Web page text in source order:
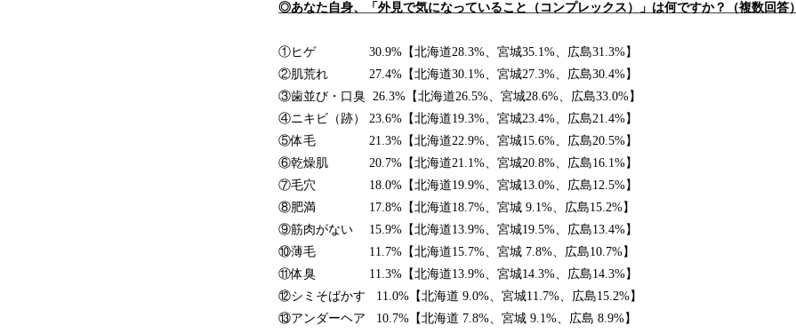
◎あなた自身、「外見で気になっていること（コンプレックス）」は何ですか？（複数回答）
①ヒゲ 30.9%【北海道28.3%、宮城35.1%、広島31.3%】
②肌荒れ 27.4%【北海道30.1%、宮城27.3%、広島30.4%】
③歯並び・口臭 26.3%【北海道26.5%、宮城28.6%、広島33.0%】
④ニキビ（跡） 23.6%【北海道19.3%、宮城23.4%、広島21.4%】
⑤体毛 21.3%【北海道22.9%、宮城15.6%、広島20.5%】
⑥乾燥肌 20.7%【北海道21.1%、宮城20.8%、広島16.1%】
⑦毛穴 18.0%【北海道19.9%、宮城13.0%、広島12.5%】
⑧肥満 17.8%【北海道18.7%、宮城 9.1%、広島15.2%】
⑨筋肉がない 15.9%【北海道13.9%、宮城19.5%、広島13.4%】
⑩薄毛 11.7%【北海道15.7%、宮城 7.8%、広島10.7%】
⑪体臭 11.3%【北海道13.9%、宮城14.3%、広島14.3%】
⑫シミそばかす 11.0%【北海道 9.0%、宮城11.7%、広島15.2%】
⑬アンダーヘア 10.7%【北海道 7.8%、宮城 9.1%、広島 8.9%】